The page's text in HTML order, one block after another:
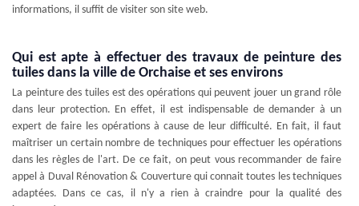
informations, il suffit de visiter son site web.
Qui est apte à effectuer des travaux de peinture des
tuiles dans la ville de Orchaise et ses environs
La peinture des tuiles est des opérations qui peuvent jouer un grand rôle
dans leur protection. En effet, il est indispensable de demander à un
expert de faire les opérations à cause de leur difficulté. En fait, il faut
maîtriser un certain nombre de techniques pour effectuer les opérations
dans les règles de l'art. De ce fait, on peut vous recommander de faire
appel à Duval Rénovation & Couverture qui connait toutes les techniques
adaptées. Dans ce cas, il n'y a rien à craindre pour la qualité des